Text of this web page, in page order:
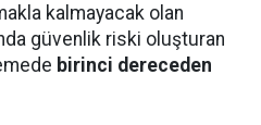
kalmayacak olan
güvenlik riski oluşturan
birinci dereceden